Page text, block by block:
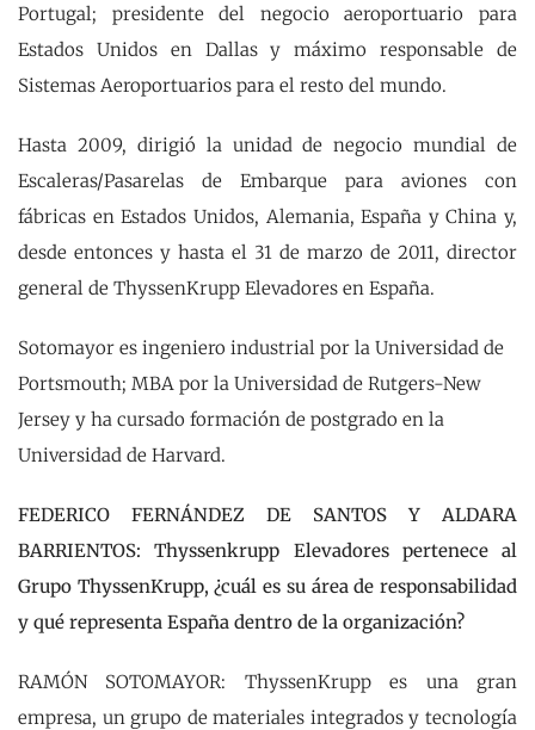
Portugal; presidente del negocio aeroportuario para
Estados Unidos en Dallas y máximo responsable de
Sistemas Aeroportuarios para el resto del mundo.
Hasta 2009, dirigió la unidad de negocio mundial de
Escaleras/Pasarelas de Embarque para aviones con
fábricas en Estados Unidos, Alemania, España y China y,
desde entonces y hasta el 31 de marzo de 2011, director
general de ThyssenKrupp Elevadores en España.
Sotomayor es ingeniero industrial por la Universidad de
Portsmouth; MBA por la Universidad de Rutgers-New
Jersey y ha cursado formación de postgrado en la
Universidad de Harvard.
FEDERICO FERNÁNDEZ DE SANTOS Y ALDARA
BARRIENTOS: Thyssenkrupp Elevadores pertenece al
Grupo ThyssenKrupp, ¿cuál es su área de responsabilidad
y qué representa España dentro de la organización?
RAMÓN SOTOMAYOR: ThyssenKrupp es una gran
empresa, un grupo de materiales integrados y tecnología